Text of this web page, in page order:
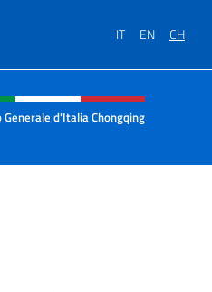
IT EN CH
菜单
Generale d'Italia Chongqing